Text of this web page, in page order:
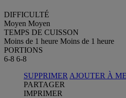
DIFFICULTÉ
Moyen Moyen
TEMPS DE CUISSON
Moins de 1 heure Moins de 1 heure
PORTIONS
6-8 6-8
SUPPRIMER AJOUTER À
PARTAGER
IMPRIMER